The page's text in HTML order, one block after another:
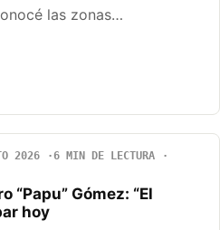
las zonas…
2026
6 MIN DE LECTURA
“Papu” Gómez: “El
hoy